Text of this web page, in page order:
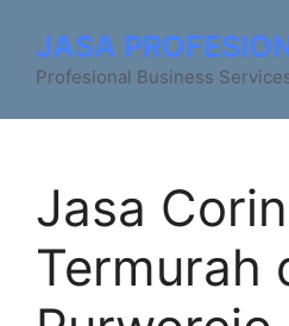
JASA
Profesional Business
Jasa
Termurah